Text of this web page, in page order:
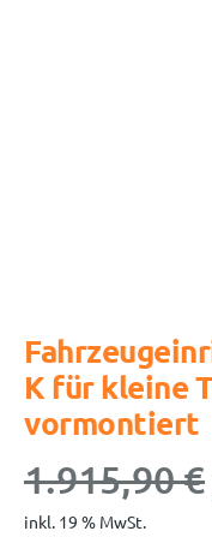
K für kleine
vormontiert
1.915,90€
inkl. 19 % MwSt.